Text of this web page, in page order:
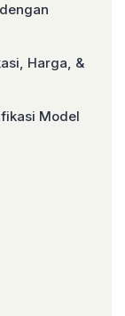
Harga, &
Model